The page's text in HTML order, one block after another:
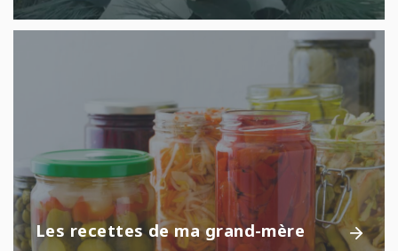
Les recettes de ma grand-mère